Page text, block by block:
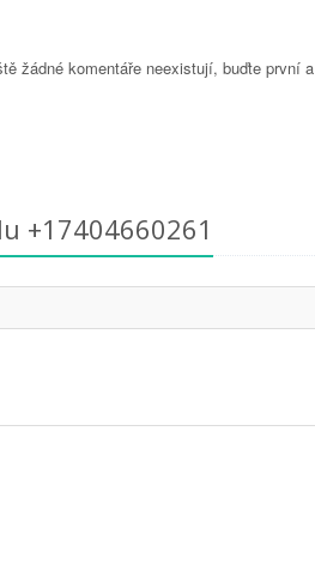
žádné komentáře neexistují, buďte první a
+17404660261